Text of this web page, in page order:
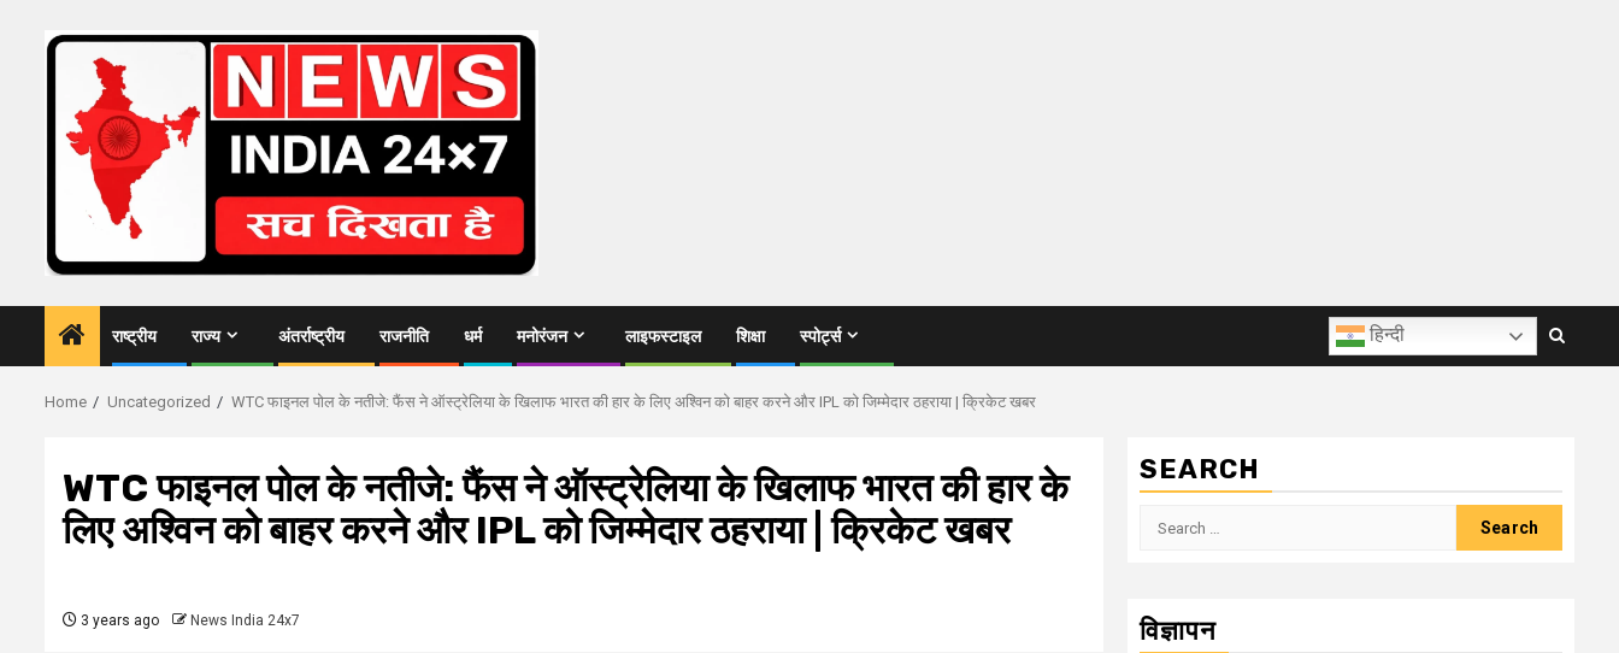
राष्ट्रीय राज्य अंतर्राष्ट्रीय राजनीति धर्म मनोरंजन लाइफस्टाइल शिक्षा स्पोर्ट्स हिन्दी
Home Uncategorized WTC फाइनल पोल के नतीजे: फैंस ने ऑस्ट्रेलिया के खिलाफ भारत की हार के लिए अश्विन को बाहर करने और IPL को जिम्मेदार ठहराया | क्रिकेट खबर
WTC फाइनल पोल के नतीजे: फैंस ने ऑस्ट्रेलिया के खिलाफ भारत की हार के
लिए अश्विन को बाहर करने और IPL को जिम्मेदार ठहराया | क्रिकेट खबर
3 years ago News India 24x7
SEARCH
Search
विज्ञापन